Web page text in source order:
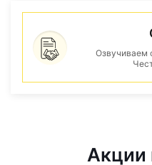
Озвучиваем
Акции